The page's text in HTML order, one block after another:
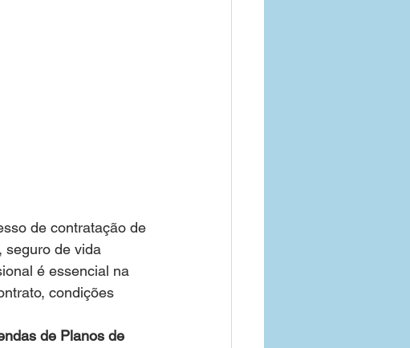
de contratação de
seguro de vida
é essencial na
condições
de Planos de